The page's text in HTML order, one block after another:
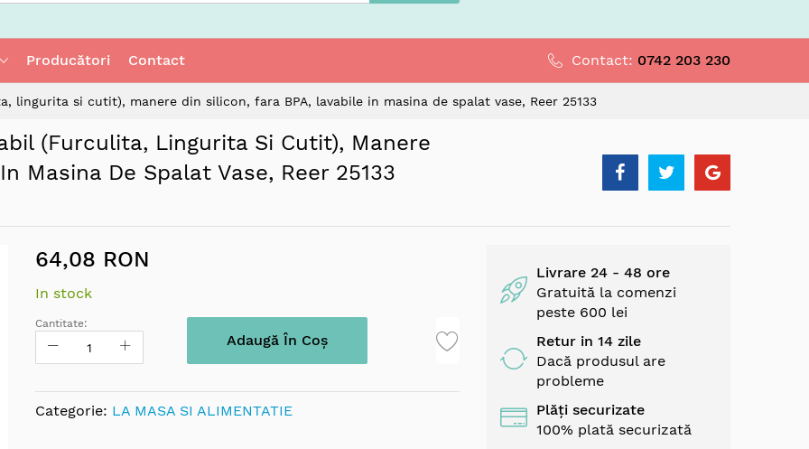
Producători Contact Contact: 0742 203 230
si cutit), manere din silicon, fara BPA, lavabile in masina de spalat vase, Reer 25133
(furculita, Lingurita Si Cutit), Manere
Masina De Spalat Vase, Reer 25133
64,08 RON
In stock
Cantitate:
Adaugă În Coș
Categorie: LA MASA SI ALIMENTATIE
Livrare 24 - 48 ore
Gratuită la comenzi
peste 600 lei
Retur in 14 zile
Dacă produsul are
probleme
Plăți securizate
100% plată securizată